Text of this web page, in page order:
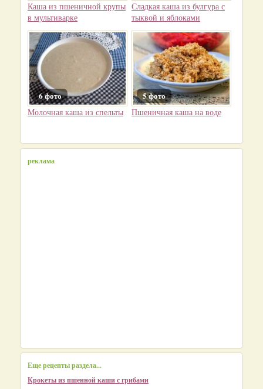
Каша из пшеничной крупы
в мультиварке
Сладкая каша из булгура с
тыквой и яблоками
6 фото
Молочная каша из спельты
5 фото
Пшеничная каша на воде
реклама
Еще рецепты раздела...
Крокеты из пшенной каши с грибами